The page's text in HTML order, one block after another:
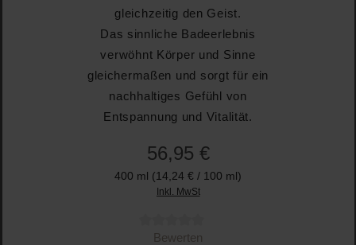
gleichzeitig den Geist.
Das sinnliche Badeerlebnis
verwöhnt Körper und Sinne
gleichermaßen und sorgt für ein
nachhaltiges Gefühl von
Entspannung und Vitalität.
56,95 €
400 ml (14,24 € / 100 ml)
Inkl. MwSt
Durchschnittliche Bewertung von 0 von 5 Sternen
Bewerten